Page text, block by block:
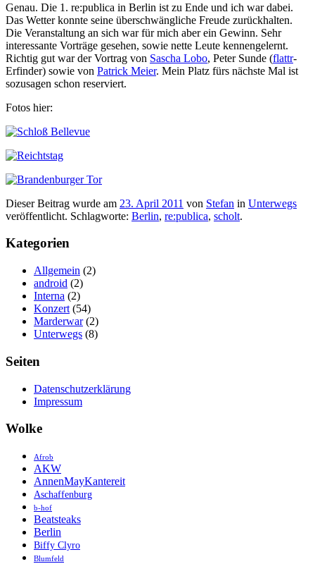
Genau. Die 1. re:publica in Berlin ist zu Ende und ich war dabei.
Das Wetter konnte seine überschwängliche Freude zurückhalten.
Die Veranstaltung an sich war für mich aber ein Gewinn. Sehr
interessante Vorträge gesehen, sowie nette Leute kennengelernt.
Richtig gut war der Vortrag von Sascha Lobo, Peter Sunde (flattr-
Erfinder) sowie von Patrick Meier. Mein Platz fürs nächste Mal ist
sozusagen schon reserviert.
Fotos hier:
Dieser Beitrag wurde am 23. April 2011 von Stefan in Unterwegs
veröffentlicht. Schlagworte: Berlin, re:publica, scholt.
Kategorien
Allgemein (2)
android (2)
Interna (2)
Konzert (54)
Marderwar(2)
Unterwegs (8)
Seiten
Datenschutzerklärung
Impressum
Wolke
Afrob
AKW
AnnenMayKantereit
Aschaffenburg
b-hof
Beatsteaks
Berlin
Biffy Clyro
Blumfeld